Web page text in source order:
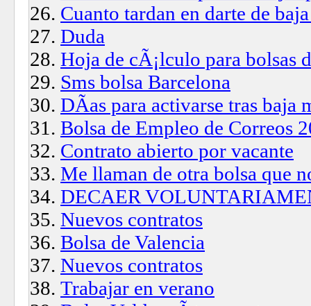
Cuanto tardan en darte de
Duda
Hoja de cÃ¡lculo para bolsas
Sms bolsa Barcelona
DÃ­as para activarse tras baja
Bolsa de Empleo de Correos
Contrato abierto por vacante
Me llaman de otra bolsa que
DECAER
Nuevos contratos
Bolsa de Valencia
Nuevos contratos
Trabajar en verano